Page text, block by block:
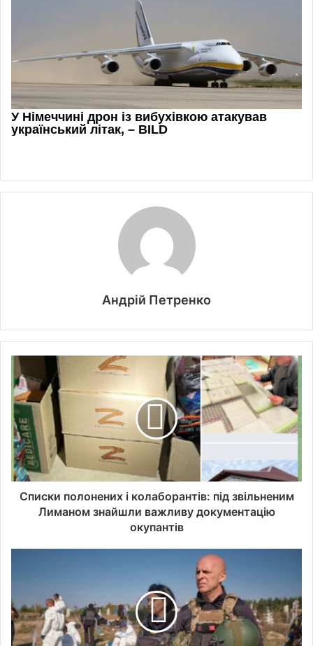
Андрій Петренко
Списки полонених і колаборантів: під звільненим
Лиманом знайшли важливу документацію
окупантів